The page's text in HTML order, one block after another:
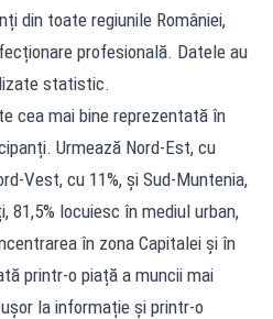
din toate regiunile României,
profesională. Datele au
statistic.
cea mai bine reprezentată în
Urmează Nord-Est, cu
Vest, cu 11%, și Sud-Muntenia,
81,5% locuiesc în mediul urban,
în zona Capitalei și în
printr-o piață a muncii mai
la informație și printr-o